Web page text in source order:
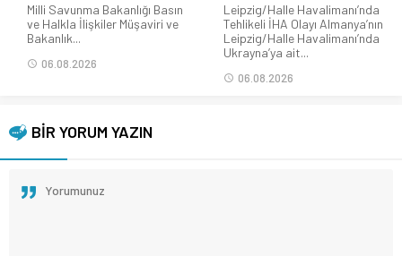
Milli Savunma Bakanlığı Basın
ve Halkla İlişkiler Müşaviri ve
Bakanlık...
06.08.2026
Leipzig/Halle Havalimanı’nda
Tehlikeli İHA Olayı Almanya’nın
Leipzig/Halle Havalimanı’nda
Ukrayna’ya ait...
06.08.2026
BİR YORUM YAZIN